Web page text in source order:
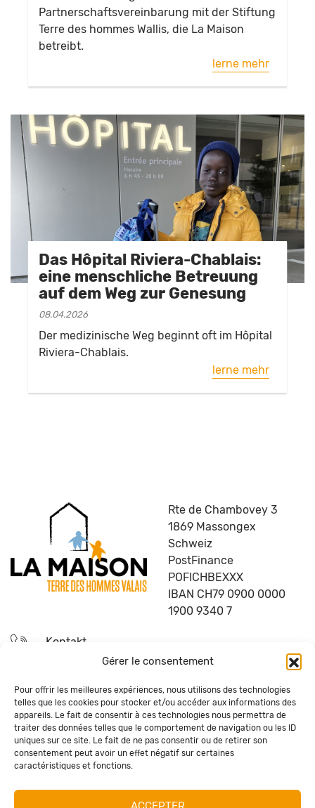
Gérer le consentement
Pour offrir les meilleures expériences, nous utilisons des technologies
telles que les cookies pour stocker et/ou accéder aux informations des
appareils. Le fait de consentir à ces technologies nous permettra de
traiter des données telles que le comportement de navigation ou les ID
uniques sur ce site. Le fait de ne pas consentir ou de retirer son
consentement peut avoir un effet négatif sur certaines
caractéristiques et fonctions.
Partnerschaftsvereinbarung mit der Stiftung
Terre des hommes Wallis, die La Maison
betreibt.
lerne mehr
Das Hôpital Riviera-Chablais:
eine menschliche Betreuung
auf dem Weg zur Genesung
08.04.2026
Der medizinische Weg beginnt oft im Hôpital
Riviera-Chablais.
lerne mehr
Rte de Chambovey 3
1869 Massongex
Schweiz
PostFinance
POFICHBEXXX
IBAN CH79 0900 0000
1900 9340 7
Kontakt
FAQ
Bleiben Sie auf dem Laufenden!